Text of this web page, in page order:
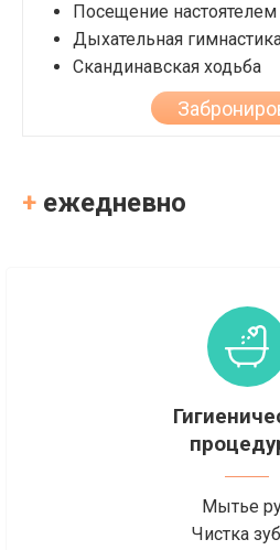
Посещение
Дыхательная
Скандинавская ходьба
+ ежедневно
Мытье
Чистка